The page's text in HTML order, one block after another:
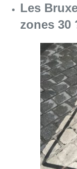
Les
zones 30